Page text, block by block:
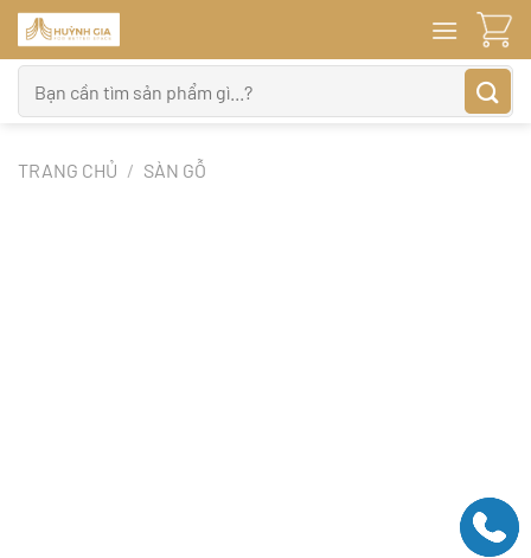
Bỏ
qua
nội
dung
kiếm:
TRANG CHỦ / SÀN GỖ